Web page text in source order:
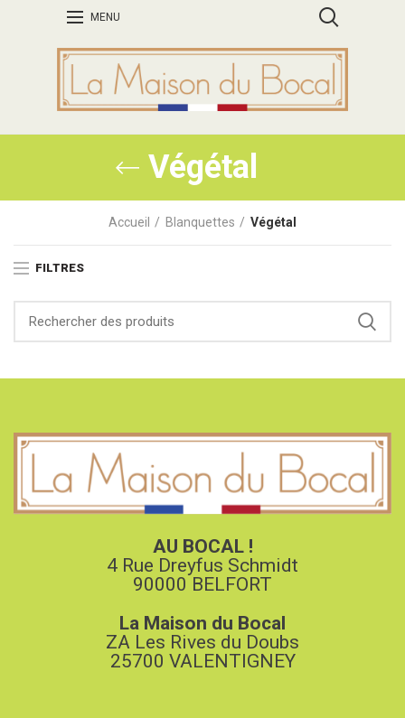
MENU
Végétal
Accueil Blanquettes Végétal
FILTRES
AU BOCAL !
4 Rue Dreyfus Schmidt
90000 BELFORT
La Maison du Bocal
ZA Les Rives du Doubs
25700 VALENTIGNEY